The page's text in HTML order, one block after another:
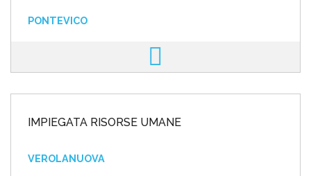
PONTEVICO
IMPIEGATA RISORSE UMANE
VEROLANUOVA